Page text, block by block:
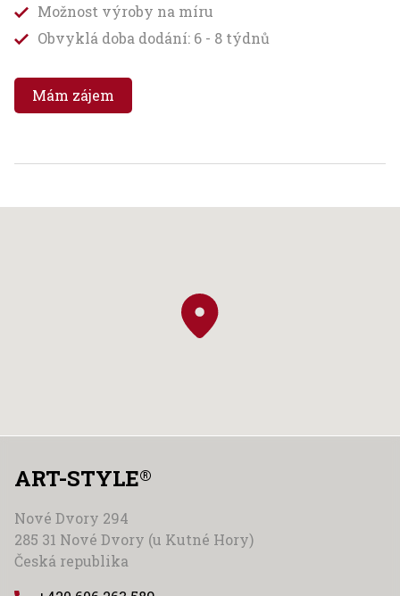
Možnost výroby na míru
Obvyklá doba dodání: 6 - 8 týdnů
Mám zájem
ART-STYLE®
Nové Dvory 294
285 31 Nové Dvory (u Kutné Hory)
Česká republika